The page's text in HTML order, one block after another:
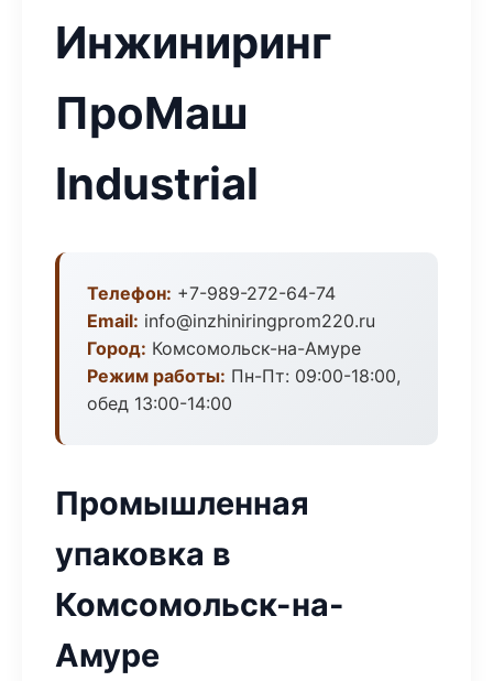
Инжиниринг
ПроМаш
Industrial
Телефон: +7-989-272-64-74
Email: info@inzhiniringprom220.ru
Город: Комсомольск-на-Амуре
Режим работы: Пн-Пт: 09:00-18:00,
обед 13:00-14:00
Промышленная
упаковка в
Комсомольск-на-
Амуре